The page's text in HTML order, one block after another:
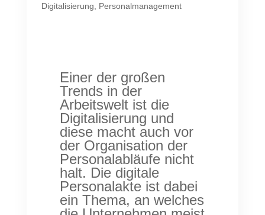
Digitalisierung
Personalmanagement
Einer der großen
Trends in der
Arbeitswelt ist die
Digitalisierung und
diese macht auch vor
der Organisation der
Personalabläufe nicht
halt. Die digitale
Personalakte ist dabei
ein Thema, an welches